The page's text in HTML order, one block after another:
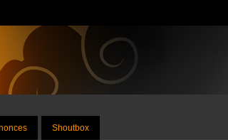
Shoutbox